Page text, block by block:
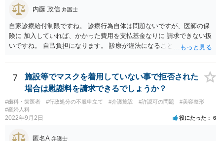
け入れていると言えます。 当方行為が不法行為などに該当することは
ないかと思います。 相手方が揺さぶりをかけてくるようでしたら、代
理人を立てて、事実確認のほか対応の全てを任せてしまうというやり
方もあります。 妊娠をしたという話をベースにしたトラブルも多くあ
るところなので、もし相手方が脅し含みで請求をしてくるようであれ
内藤 政信 弁護士
自家診療給付制限ですね。 診療行為自体は問題ないですが、医師の保
険に 加入していれば、かかった費用を支払基金なりに 請求できない扱
いですね。 自己負担になります。 診療が違法になることはないです
7
施設等でマスクを着用していない事で拒否された
場合は慰謝料を請求できるでしょうか？
#歯科・歯医者 #行政処分の不服申立て #介護施設 #許認可の問題
#美容整形
#産婦人科
2022年9月2日 役にたった 6
匿名A 弁護士